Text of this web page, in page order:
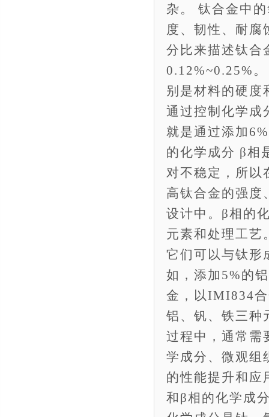
杂。 钛合金中
度、韧性、耐腐
分比来描述钛
0.12%~0.25%
别是材料的硬度
通过控制化学
就是通过添加
的化学成分 β相
对不稳定，所以
高钛合金的强度
设计中。β相的
元素和处理工艺
它们可以与钛形
如，添加5%的
金，以IMI834
铝、钒、铁三种
过程中，通常需
学成分、微观组
的性能提升和应
和β相的化学成